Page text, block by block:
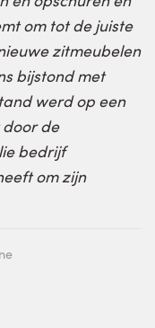
om tot de juiste
zitmeubelen
bijstond met
werd op een
de
bedrijf
om zijn